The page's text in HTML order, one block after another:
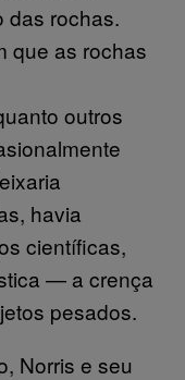
das rochas.
que as rochas
outros
havia
científicas,
— a crença
pesados.
Norris e seu